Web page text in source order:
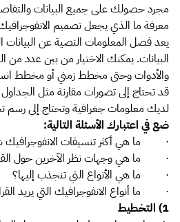
مجرد حصولك على جميع البيانات
معرفة ما الذي يجعل تصميم
يعد فصل المعلومات النصية عن البيانات
البيانات. يمكنك الاختيار من بين عدد من
والأدوات وحتى مخطط زمني أو مخطط
قد تحتاج إلى تصورات مقارنة مثل الجداول
لديك معلومات جغرافية وتحتاج إلى
ضع في اعتبارك الأسئلة التالية:
· ما هي أكثر تنسيقات الانفوجرافيك
· ما هي وجهات نظر الآخرين حول
· ما هي الأنواع التي تنجذب إليها؟
· ما أنواع الانفوجرافيك التي يريد
1) التخطيط